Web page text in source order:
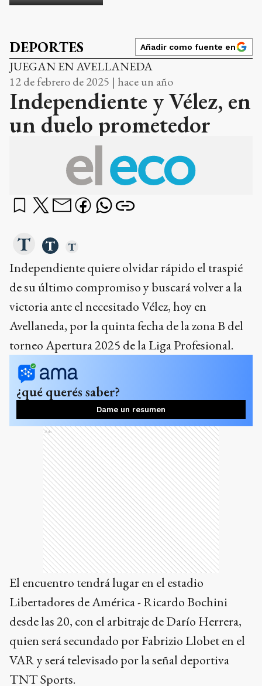
DEPORTES Añadir como fuente en
JUEGAN EN AVELLANEDA
12 de febrero de 2025 | hace un año
Independiente y Vélez, en
un duelo prometedor
Independiente quiere olvidar rápido el traspié
de su último compromiso y buscará volver a la
victoria ante el necesitado Vélez, hoy en
Avellaneda, por la quinta fecha de la zona B del
torneo Apertura 2025 de la Liga Profesional.
¿qué querés saber?
Dame un resumen
Ads
El encuentro tendrá lugar en el estadio
Libertadores de América - Ricardo Bochini
desde las 20, con el arbitraje de Darío Herrera,
quien será secundado por Fabrizio Llobet en el
VAR y será televisado por la señal deportiva
TNT Sports.